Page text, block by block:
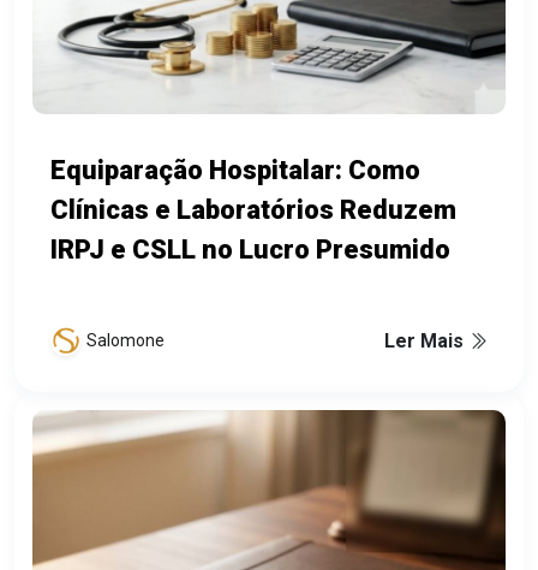
Equiparação Hospitalar: Como
Clínicas e Laboratórios Reduzem
IRPJ e CSLL no Lucro Presumido
Salomone Ler Mais